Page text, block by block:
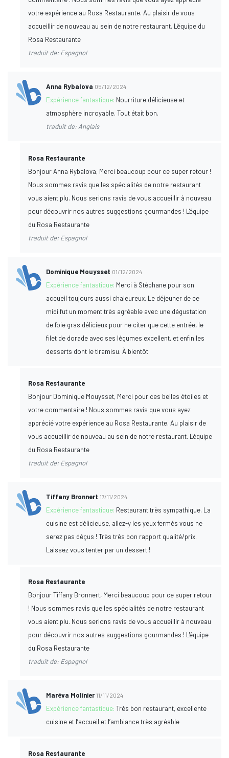
votre expérience au Rosa Restaurante. Au plaisir de vous
accueillir de nouveau au sein de notre restaurant. L'équipe du
Rosa Restaurante
traduit de: Espagnol
Anna Rybalova 05/12/2024
Expérience fantastique: Nourriture délicieuse et
atmosphère incroyable. Tout était bon.
traduit de: Anglais
Rosa Restaurante
Bonjour Anna Rybalova, Merci beaucoup pour ce super retour !
Nous sommes ravis que les spécialités de notre restaurant
vous aient plu. Nous serions ravis de vous accueillir à nouveau
pour découvrir nos autres suggestions gourmandes ! L'équipe
du Rosa Restaurante
traduit de: Espagnol
Dominique Mouysset 01/12/2024
Expérience fantastique: Merci à Stéphane pour son
accueil toujours aussi chaleureux. Le déjeuner de ce
midi fut un moment très agréable avec une dégustation
de foie gras délicieux pour ne citer que cette entrée, le
filet de dorade avec ses légumes excellent, et enfin les
desserts dont le tiramisu. À bientôt
Rosa Restaurante
Bonjour Dominique Mouysset, Merci pour ces belles étoiles et
votre commentaire ! Nous sommes ravis que vous ayez
apprécié votre expérience au Rosa Restaurante. Au plaisir de
vous accueillir de nouveau au sein de notre restaurant. L'équipe
du Rosa Restaurante
traduit de: Espagnol
Tiffany Bronnert 17/11/2024
Expérience fantastique: Restaurant très sympathique. La
cuisine est délicieuse, allez-y les yeux fermés vous ne
serez pas déçus ! Très très bon rapport qualité/prix.
Laissez vous tenter par un dessert !
Rosa Restaurante
Bonjour Tiffany Bronnert, Merci beaucoup pour ce super retour
! Nous sommes ravis que les spécialités de notre restaurant
vous aient plu. Nous serions ravis de vous accueillir à nouveau
pour découvrir nos autres suggestions gourmandes ! L'équipe
du Rosa Restaurante
traduit de: Espagnol
Maréva Molinier 11/11/2024
Expérience fantastique:Très bon restaurant, excellente
cuisine et l’accueil et l’ambiance très agréable
Rosa Restaurante